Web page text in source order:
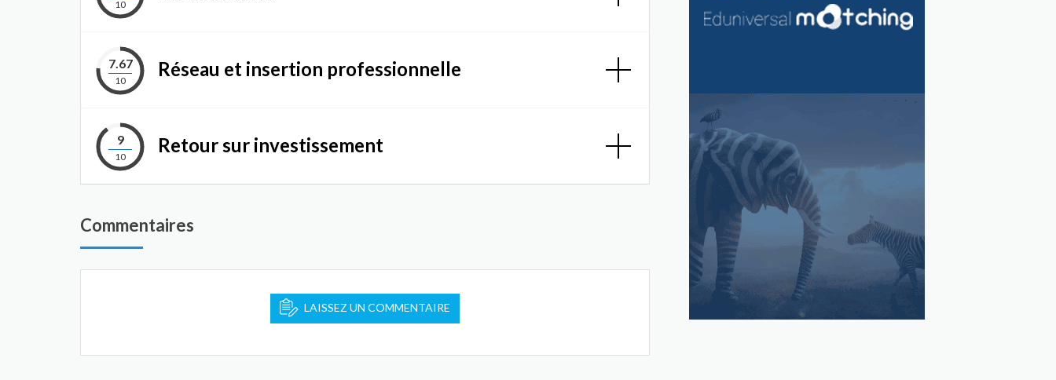
10
7.67
10
Réseau et insertion professionnelle
9
10
Retour sur investissement
Commentaires
LAISSEZ UN COMMENTAIRE